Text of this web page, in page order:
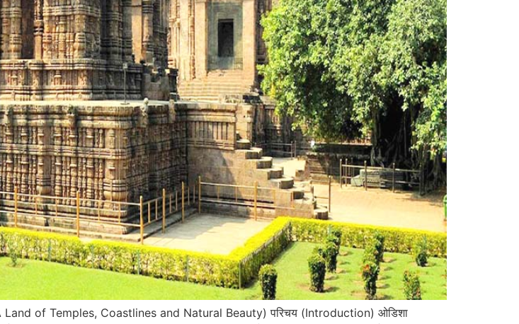
A Land of Temples, Coastlines and Natural Beauty) परिचय (Introduction) ओडिशा